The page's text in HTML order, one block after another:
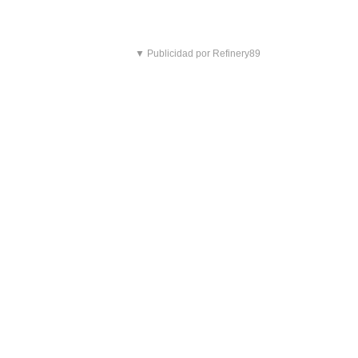
▼ Publicidad por Refinery89